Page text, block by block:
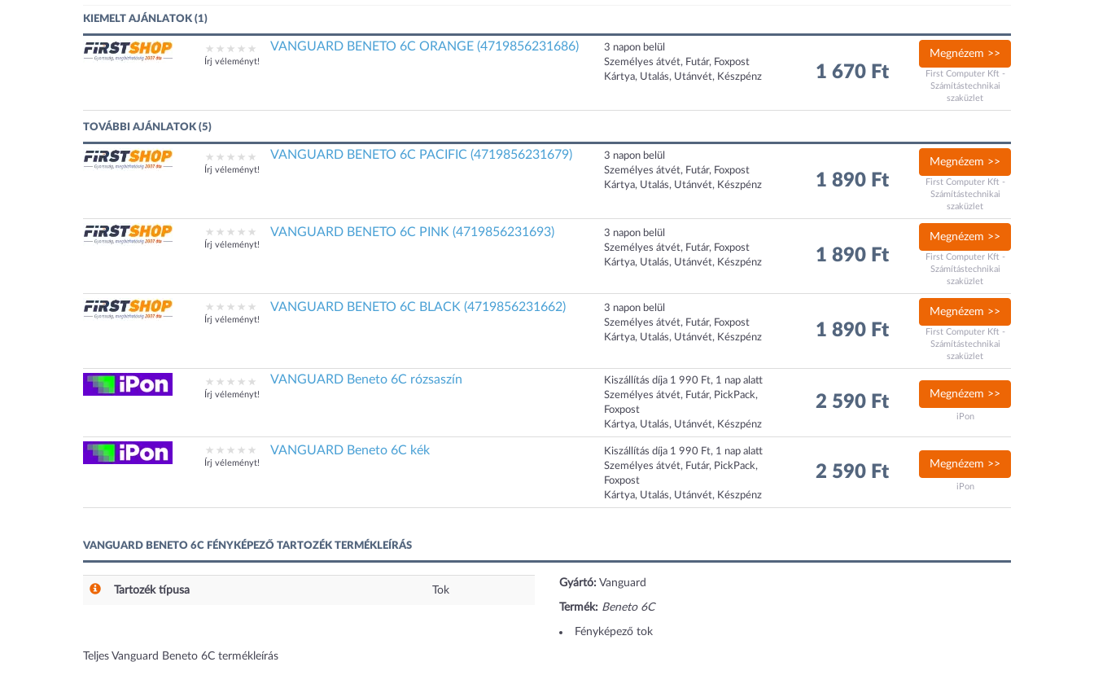
KIEMELT AJÁNLATOK (1)
Írj véleményt!
VANGUARD BENETO 6C ORANGE (4719856231686)
3 napon belül
Személyes átvét, Futár, Foxpost
Kártya, Utalás, Utánvét, Készpénz
1 670 Ft
Megnézem >>
First Computer Kft -
Számítástechnikai
szaküzlet
TOVÁBBI AJÁNLATOK (5)
Írj véleményt!
VANGUARD BENETO 6C PACIFIC (4719856231679)
3 napon belül
Személyes átvét, Futár, Foxpost
Kártya, Utalás, Utánvét, Készpénz
1 890 Ft
Megnézem >>
First Computer Kft -
Számítástechnikai
szaküzlet
Írj véleményt!
VANGUARD BENETO 6C PINK (4719856231693)
3 napon belül
Személyes átvét, Futár, Foxpost
Kártya, Utalás, Utánvét, Készpénz
1 890 Ft
Megnézem >>
First Computer Kft -
Számítástechnikai
szaküzlet
Írj véleményt!
VANGUARD BENETO 6C BLACK (4719856231662)
3 napon belül
Személyes átvét, Futár, Foxpost
Kártya, Utalás, Utánvét, Készpénz
1 890 Ft
Megnézem >>
First Computer Kft -
Számítástechnikai
szaküzlet
Írj véleményt!
VANGUARD Beneto 6C rózsaszín
Kiszállítás díja 1 990 Ft, 1 nap alatt
Személyes átvét, Futár, PickPack,
Foxpost
Kártya, Utalás, Utánvét, Készpénz
2 590 Ft Megnézem >>
iPon
Írj véleményt!
VANGUARD Beneto 6C kék
Kiszállítás díja 1 990 Ft, 1 nap alatt
Személyes átvét, Futár, PickPack,
Foxpost
Kártya, Utalás, Utánvét, Készpénz
2 590 Ft Megnézem >>
iPon
VANGUARD BENETO 6C FÉNYKÉPEZŐ TARTOZÉK TERMÉKLEÍRÁS
Tartozék típusa Tok
Gyártó: Vanguard
Termék: Beneto 6C
Fényképező tok
Teljes Vanguard Beneto 6C termékleírás